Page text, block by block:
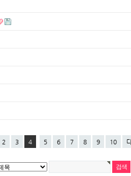
2 3 4 5 6 7 8 9 10